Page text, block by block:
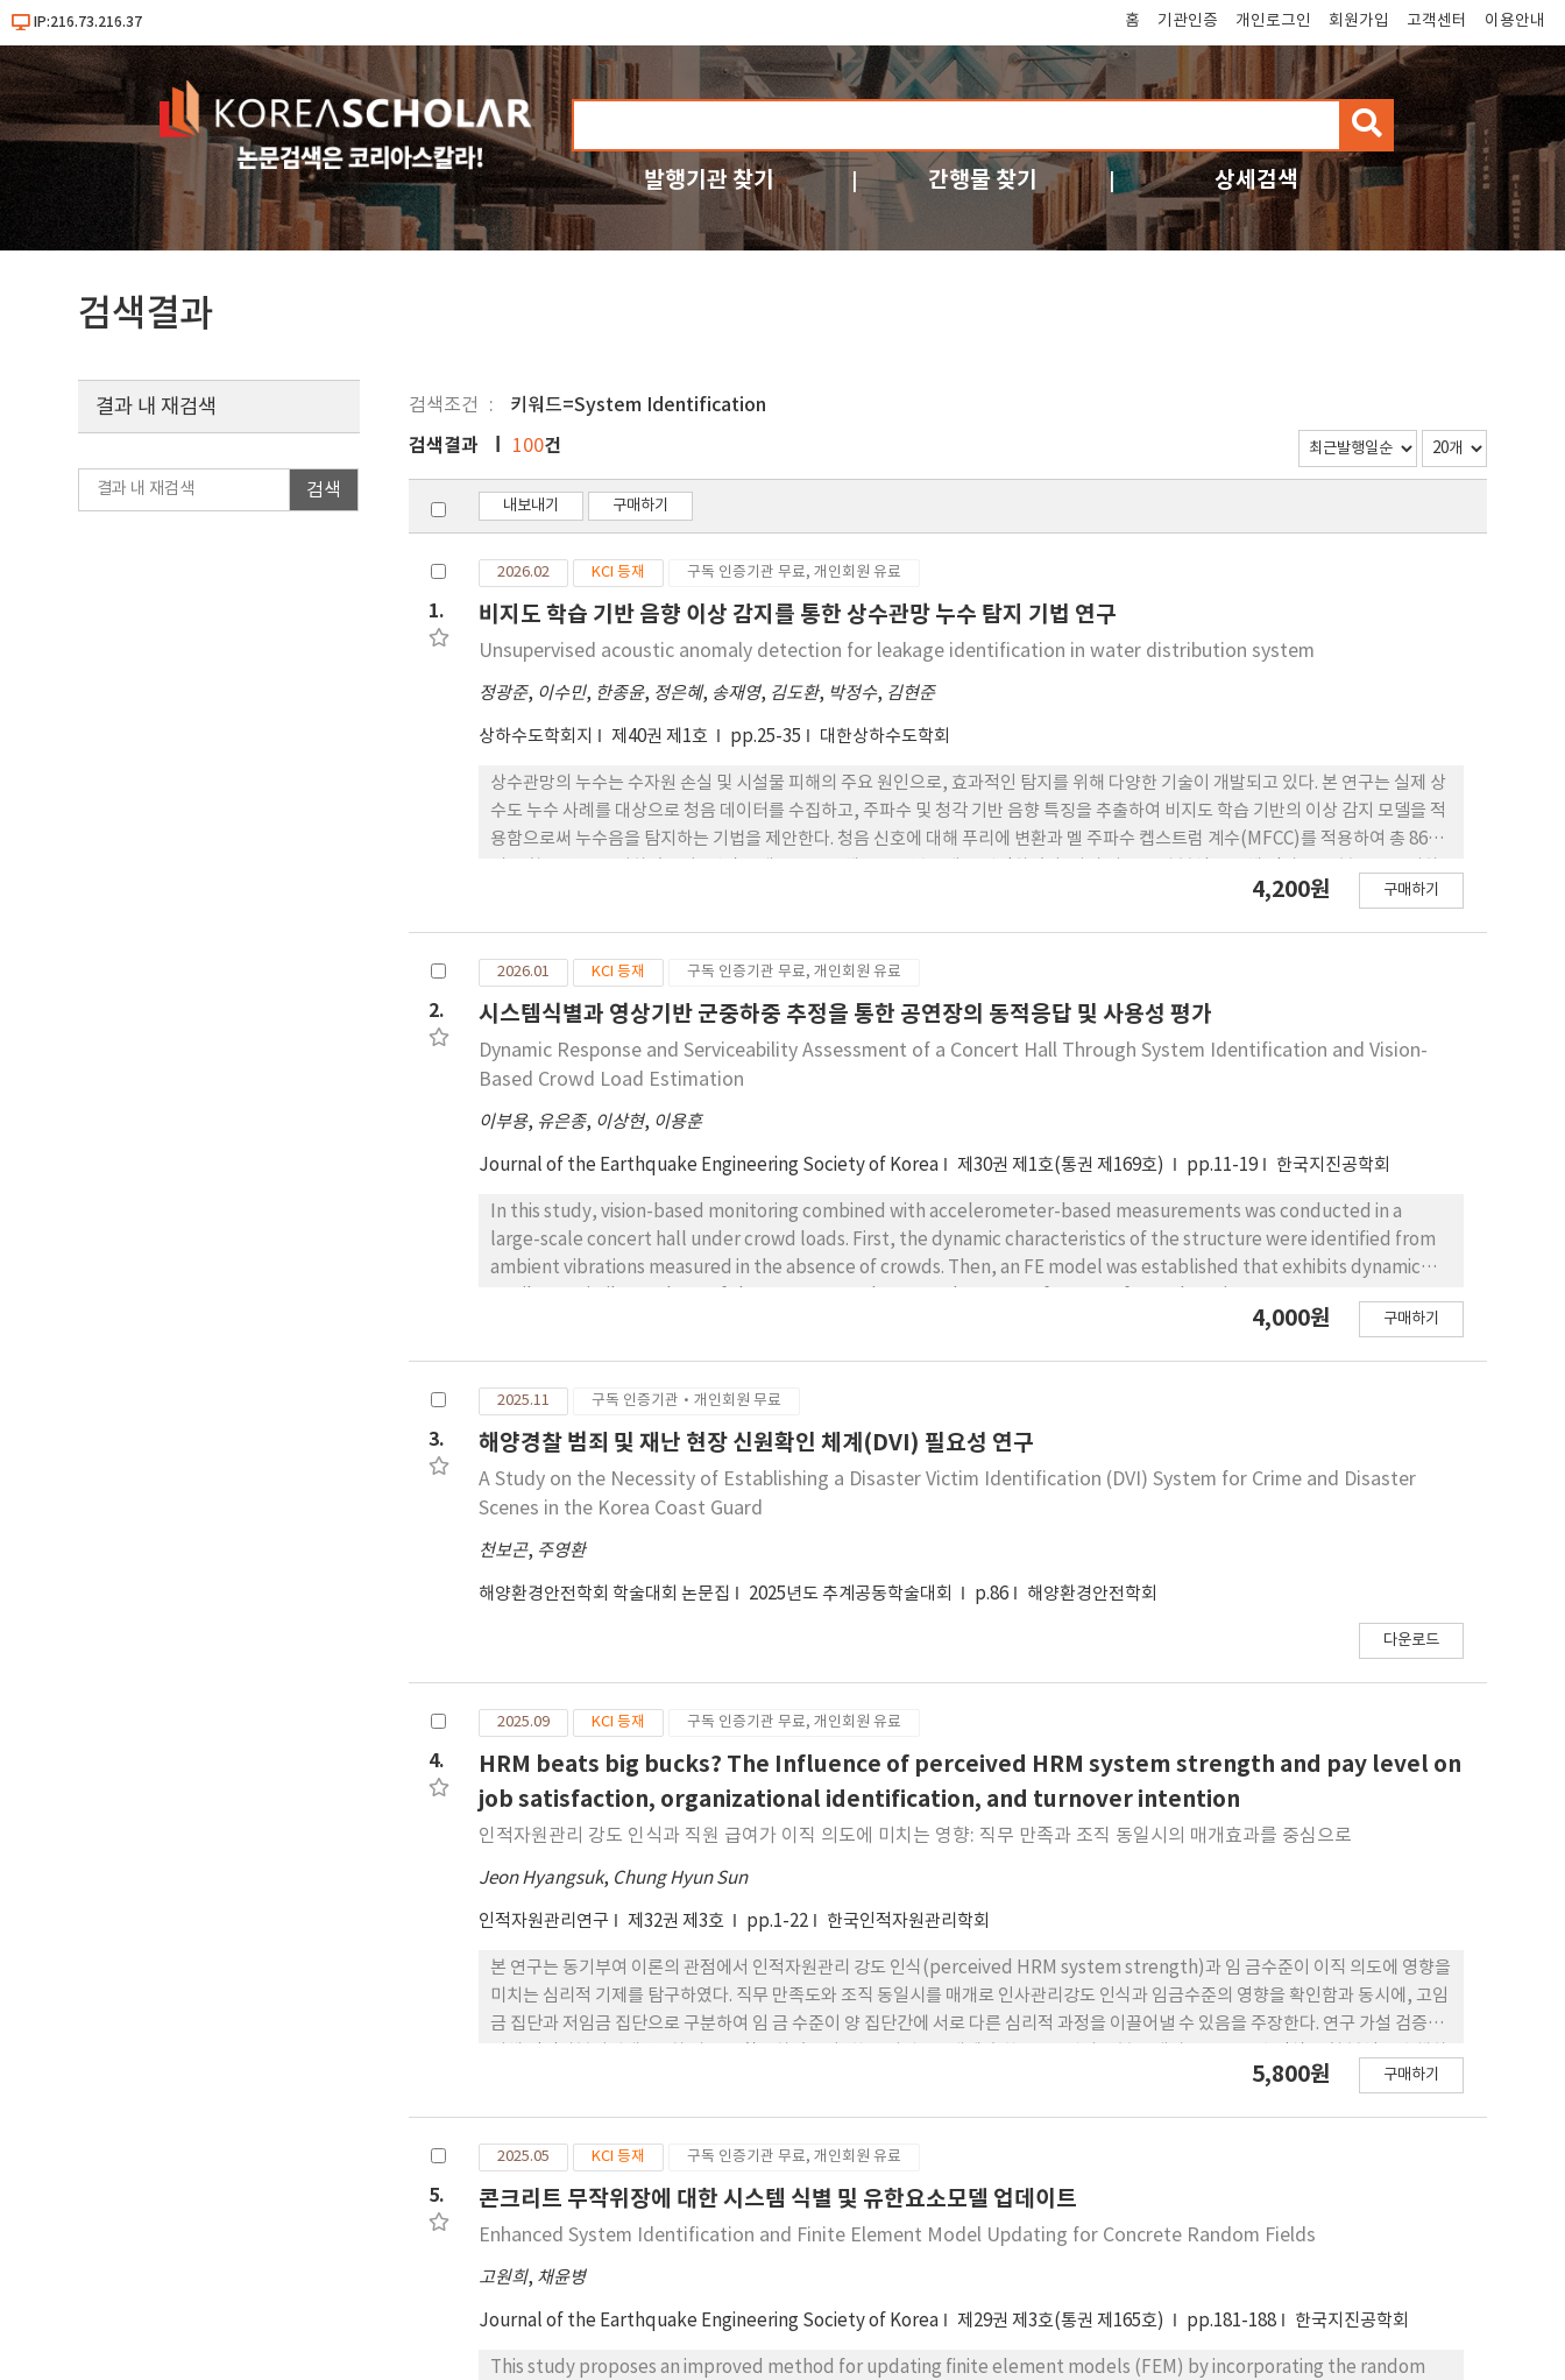
IP:216.73.216.37 홈 기관인증 개인로그인 회원가입 고객센터 이용안내
검
색
발행기관 찾기 간행물 찾기 상세검색
검색결과
검색조건 키워드=System Identification
결과 내 재검색
검색
검색결과 100건
내보내기 구매하기
1.
2026.02 KCI 등재 구독 인증기관 무료, 개인회원 유료
비지도 학습 기반 음향 이상 감지를 통한 상수관망 누수 탐지 기법 연구
Unsupervised acoustic anomaly detection for leakage identification in water distribution system
정광준, 이수민, 한종윤, 정은혜, 송재영, 김도환, 박정수, 김현준
상하수도학회지 제40권 제1호 pp.25-35 대한상하수도학회
상수관망의 누수는 수자원 손실 및 시설물 피해의 주요 원인으로, 효과적인 탐지를 위해 다양한 기술이 개발되고 있다. 본 연구는 실제 상
수도 누수 사례를 대상으로 청음 데이터를 수집하고, 주파수 및 청각 기반 음향 특징을 추출하여 비지도 학습 기반의 이상 감지 모델을 적
용함으로써 누수음을 탐지하는 기법을 제안한다. 청음 신호에 대해 푸리에 변환과 멜 주파수 켑스트럼 계수(MFCC)를 적용하여 총 86개
고, Isolation Forest 및 Autoencoder 알고리즘을 활용하여 이상 음향을 판별하였다. 비지도 모델에 의해 탐지된 이상 지점이 실제 현
4,200원 구매하기
2.
2026.01 KCI 등재 구독 인증기관 무료, 개인회원 유료
시스템식별과 영상기반 군중하중 추정을 통한 공연장의 동적응답 및 사용성 평가
Dynamic Response and Serviceability Assessment of a Concert Hall Through System Identification and Vision-
Based Crowd Load Estimation
이부용, 유은종, 이상현, 이용훈
Journal of the Earthquake Engineering Society of Korea 제30권 제1호(통권 제169호) pp.11-19 한국지진공학회
In this study, vision-based monitoring combined with accelerometer-based measurements was conducted in a
large-scale concert hall under crowd loads. First, the dynamic characteristics of the structure were identified from
ambient vibrations measured in the absence of crowds. Then, an FE model was established that exhibits dynamic
used to estimate crowd loads, which were then applied to the FE model to assess responses. The acceleration
67% of the estimated value based on peak values and 62% of the measured value based on root mean square (RMS)
values. Overall, the vision-based estimation showed a peak response around 10 Hz, while the measurement showed
underrepresented in the vision-based estimation, resulting in relatively underestimated amplitudes and lower
responses in the high-frequency range.
4,000원 구매하기
3.
2025.11 구독 인증기관·개인회원 무료
해양경찰 범죄 및 재난 현장 신원확인 체계(DVI) 필요성 연구
A Study on the Necessity of Establishing a Disaster Victim Identification (DVI) System for Crime and Disaster
Scenes in the Korea Coast Guard
천보곤, 주영환
해양환경안전학회 학술대회 논문집 2025년도 추계공동학술대회 p.86 해양환경안전학회
다운로드
4.
2025.09 KCI 등재 구독 인증기관 무료, 개인회원 유료
HRM beats big bucks? The Influence of perceived HRM system strength and pay level on
job satisfaction, organizational identification, and turnover intention
인적자원관리 강도 인식과 직원 급여가 이직 의도에 미치는 영향: 직무 만족과 조직 동일시의 매개효과를 중심으로
Jeon Hyangsuk, Chung Hyun Sun
인적자원관리연구 제32권 제3호 pp.1-22 한국인적자원관리학회
본 연구는 동기부여 이론의 관점에서 인적자원관리 강도 인식(perceived HRM system strength)과 임 금수준이 이직 의도에 영향을
미치는 심리적 기제를 탐구하였다. 직무 만족도와 조직 동일시를 매개로 인사관리강도 인식과 임금수준의 영향을 확인함과 동시에, 고임
금 집단과 저임금 집단으로 구분하여 임 금 수준이 양 집단간에 서로 다른 심리적 과정을 이끌어낼 수 있음을 주장한다. 연구 가설 검증을
였다. 분석 결과, 인사관리강도 인식과 실제 급여는 모두 직무 만족도 및 조직 동일시를 통해 이직 의도를 낮추는 것으로 나타났다. 또한,
으로 확인되었다. 우리의 분석 결과는 임금이 외적 동기 요소로서 위생 요인이며, 인사관 리강도 인식은 내적 동기를 자극할 수 있는 관리
적 전략임을 강력하게 시사하며 전통적 동기부여 이론의 시각과 맥락을 같이한다. 이 연구는 실무적 차원에서 인사관리강도 인식 관리가
5,800원 구매하기
5.
2025.05 KCI 등재 구독 인증기관 무료, 개인회원 유료
콘크리트 무작위장에 대한 시스템 식별 및 유한요소모델 업데이트
Enhanced System Identification and Finite Element Model Updating for Concrete Random Fields
고원희, 채윤병
Journal of the Earthquake Engineering Society of Korea 제29권 제3호(통권 제165호) pp.181-188 한국지진공학회
This study proposes an improved method for updating finite element models (FEM) by incorporating the random